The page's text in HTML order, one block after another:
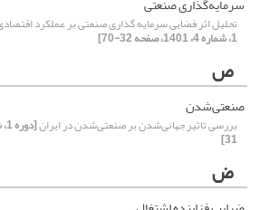
سرمایه‌گذاری صنعتی
تحلیل اثر فضایی سرمایه گذاری صنعتی بر عملکرد
1، شماره 4، 1401، صفحه 32-70]
ص
صنعتی‌شدن
بررسی تاثیر جهانی‌شدن بر صنعتی‌شدن در ایران
31]
ض